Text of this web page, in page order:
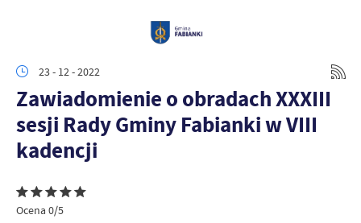
23 - 12 - 2022
Zawiadomienie o obradach XXXIII
sesji Rady Gminy Fabianki w VIII
kadencji
Ocena 0/5